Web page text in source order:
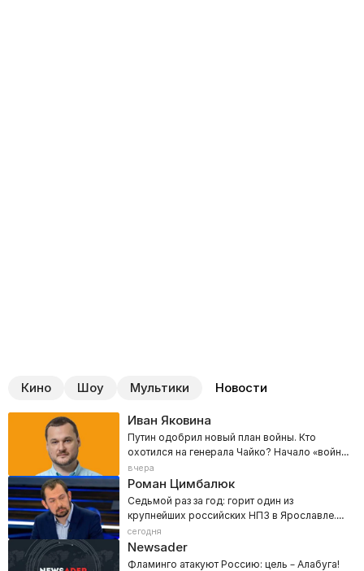
Кино Шоу Мультики Новости
Иван Яковина
Путин одобрил новый план войны. Кто
охотился на генерала Чайко? Начало «войны
городов»
вчера
Роман Цимбалюк
Седьмой раз за год: горит один из
крупнейших российских НПЗ в Ярославле.
«Путин, где бензин?»
сегодня
Newsader
Фламинго атакуют Россию: цель – Алабуга!